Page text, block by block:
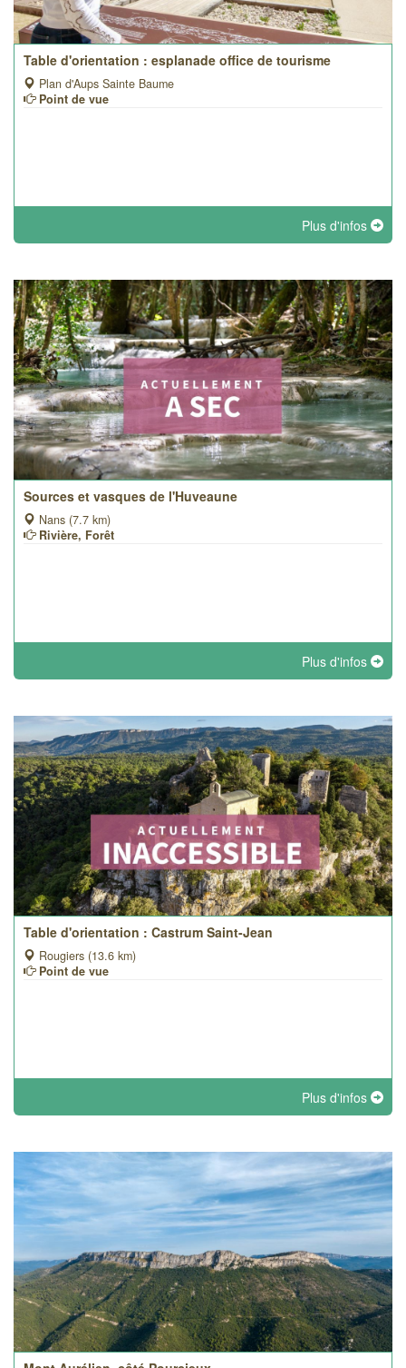
Table d'orientation : esplanade office de tourisme
Plan d'Aups Sainte Baume
Point de vue
Plus d'infos
Sources et vasques de l'Huveaune
Nans (7.7 km)
Rivière, Forêt
Plus d'infos
Table d'orientation : Castrum Saint-Jean
Rougiers (13.6 km)
Point de vue
Plus d'infos